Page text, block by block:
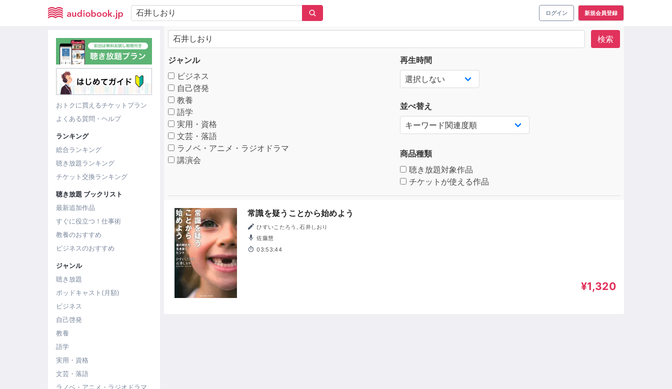
ログイン 新規会員登録
おトクに買えるチケットプラン
よくある質問・ヘルプ
ランキング
総合ランキング
聴き放題ランキング
チケット交換ランキング
聴き放題 ブックリスト
最新追加作品
すぐに役立つ！仕事術
教養のおすすめ
ビジネスのおすすめ
ジャンル
聴き放題
ポッドキャスト(月額)
ビジネス
自己啓発
教養
語学
実用・資格
文芸・落語
ラノベ・アニメ・ラジオドラマ
検索
ジャンル
ビジネス
自己啓発
教養
語学
実用・資格
文芸・落語
ラノベ・アニメ・ラジオドラマ
講演会
再生時間
並べ替え
商品種類
聴き放題対象作品
チケットが使える作品
常識を疑うことから始めよう
ひすいこたろう, 石井しおり
佐藤慧
03:53:44
¥1,320